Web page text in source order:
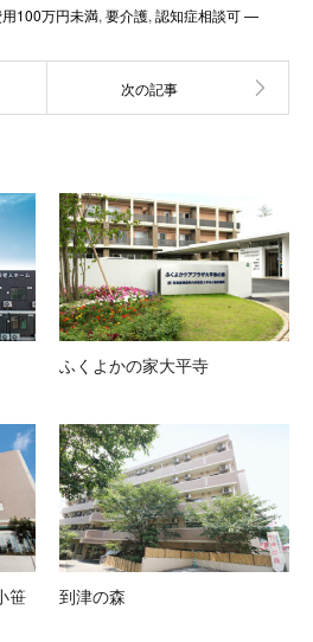
用100万円未満, 要介護, 認知症相談可 —
ふくよかの家大平寺
笹 到津の森